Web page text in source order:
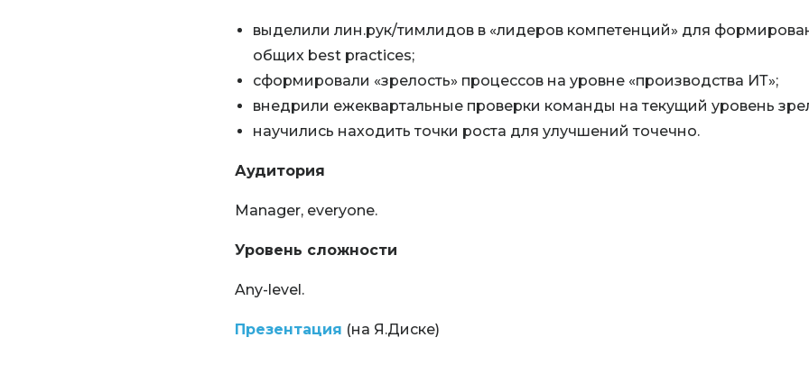
выделили лин.рук/тимлидов в «лидеров компетенций» для
общих best practices;
сформировали «зрелость» процессов на уровне «производства ИТ»;
внедрили ежеквартальные проверки команды на текущий уровень
научились находить точки роста для улучшений точечно.
Аудитория
Manager, everyone.
Уровень сложности
Any-level.
Презентация (на Я.Диске)